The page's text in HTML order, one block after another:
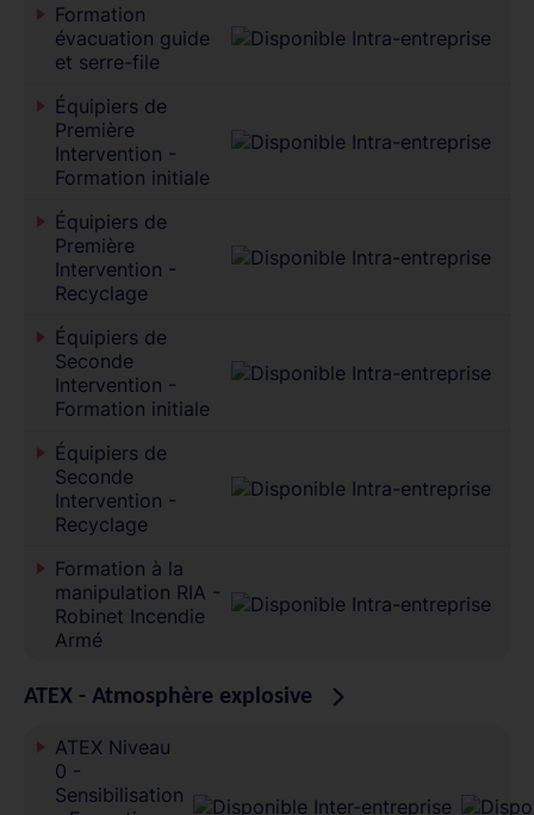
Formation
évacuation guide
et serre-file
Équipiers de
Première
Intervention -
Formation initiale
Équipiers de
Première
Intervention -
Recyclage
Équipiers de
Seconde
Intervention -
Formation initiale
Équipiers de
Seconde
Intervention -
Recyclage
Formation à la
manipulation RIA -
Robinet Incendie
Armé
ATEX - Atmosphère explosive
ATEX Niveau
0 -
Sensibilisation